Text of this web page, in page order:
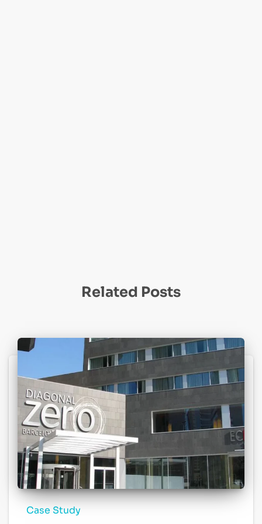
Related Posts
Case Study